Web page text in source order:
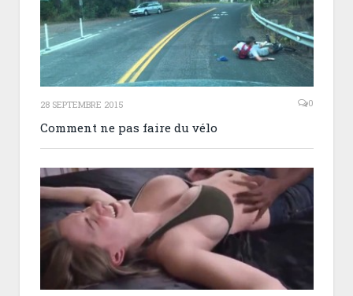
28 SEPTEMBRE 2015 0
Comment ne pas faire du vélo